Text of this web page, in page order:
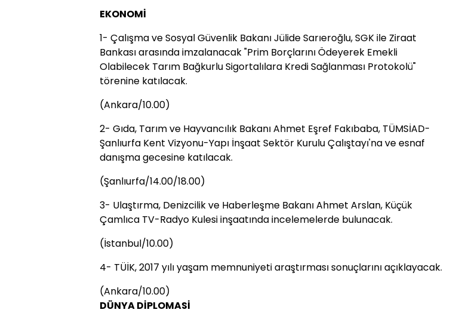
EKONOMİ
1- Çalışma ve Sosyal Güvenlik Bakanı Jülide Sarıeroğlu, SGK ile Ziraat
Bankası arasında imzalanacak "Prim Borçlarını Ödeyerek Emekli
Olabilecek Tarım Bağkurlu Sigortalılara Kredi Sağlanması Protokolü"
törenine katılacak.
(Ankara/10.00)
2- Gıda, Tarım ve Hayvancılık Bakanı Ahmet Eşref Fakıbaba, TÜMSİAD-
Şanlıurfa Kent Vizyonu-Yapı İnşaat Sektör Kurulu Çalıştayı'na ve esnaf
danışma gecesine katılacak.
(Şanlıurfa/14.00/18.00)
3- Ulaştırma, Denizcilik ve Haberleşme Bakanı Ahmet Arslan, Küçük
Çamlıca TV-Radyo Kulesi inşaatında incelemelerde bulunacak.
(İstanbul/10.00)
4- TÜİK, 2017 yılı yaşam memnuniyeti araştırması sonuçlarını açıklayacak.
(Ankara/10.00)
DÜNYA DİPLOMASİ